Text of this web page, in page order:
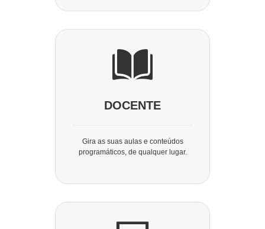
DOCENTE
Gira as suas aulas e conteúdos
programáticos, de qualquer lugar.